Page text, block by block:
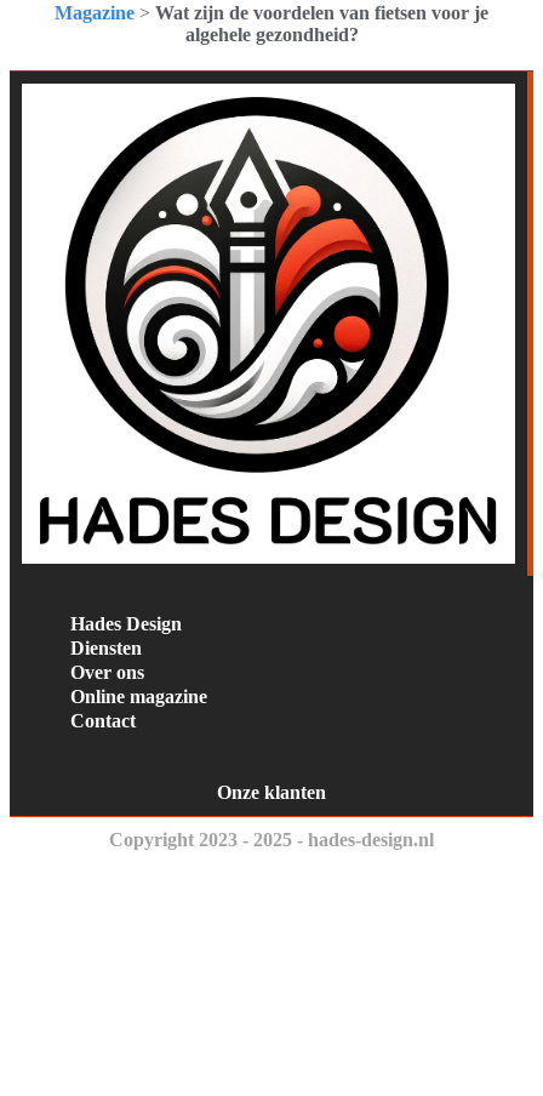
Magazine > Wat zijn de voordelen van fietsen voor je
algehele gezondheid?
Hades Design
Diensten
Over ons
Online magazine
Contact
Onze klanten
Copyright 2023 - 2025 - hades-design.nl